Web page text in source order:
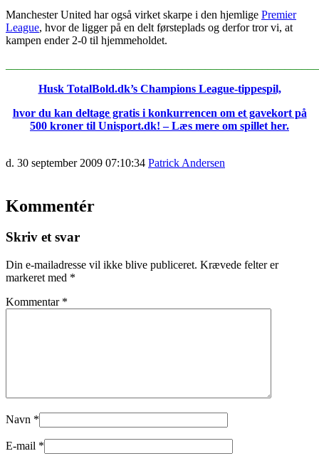
Manchester United har også virket skarpe i den hjemlige Premier
League, hvor de ligger på en delt førsteplads og derfor tror vi, at
kampen ender 2-0 til hjemmeholdet.
Husk TotalBold.dk’s Champions League-tippespil,
hvor du kan deltage gratis i konkurrencen om et gavekort på
500 kroner til Unisport.dk! – Læs mere om spillet her.
d. 30 september 2009 07:10:34 Patrick Andersen
Kommentér
Skriv et svar
Din e-mailadresse vil ikke blive publiceret. Krævede felter er
markeret med *
Kommentar *
Navn *
E-mail *